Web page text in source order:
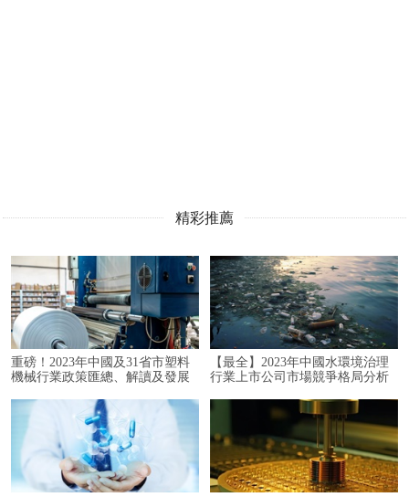
精彩推薦
重磅！2023年中國及31省市塑料
機械行業政策匯總、解讀及發展
【最全】2023年中國水環境治理
行業上市公司市場競爭格局分析